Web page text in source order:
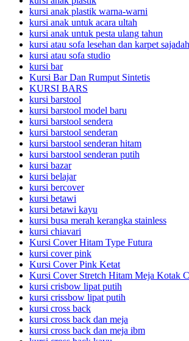
kursi anak plastik warna-warni
kursi anak untuk acara ultah
kursi anak untuk pesta ulang tahun
kursi atau sofa lesehan dan karpet sajadah
kursi atau sofa studio
kursi bar
Kursi Bar Dan Rumput Sintetis
KURSI BARS
kursi barstool
kursi barstool model baru
kursi barstool sendera
kursi barstool senderan
kursi barstool senderan hitam
kursi barstool senderan putih
kursi bazar
kursi belajar
kursi bercover
kursi betawi
kursi betawi kayu
kursi busa merah kerangka stainless
kursi chiavari
Kursi Cover Hitam Type Futura
kursi cover pink
Kursi Cover Pink Ketat
Kursi Cover Stretch Hitam Meja Kotak
kursi crisbow lipat putih
kursi crissbow lipat putih
kursi cross back
kursi cross back dan meja
kursi cross back dan meja ibm